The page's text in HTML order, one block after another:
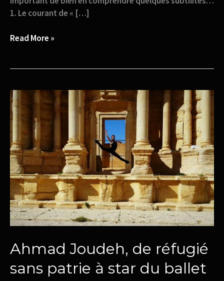
1. Le courant de « […]
Read More »
Ahmad Joudeh, de réfugié
sans patrie à star du ballet
Ahmad
Joudeh,
de
réfugié
sans
patrie
à
star
du
ballet